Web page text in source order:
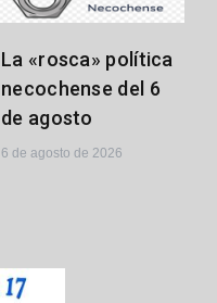
La «rosca» política
necochense del 6
de agosto
6 de agosto de 2026